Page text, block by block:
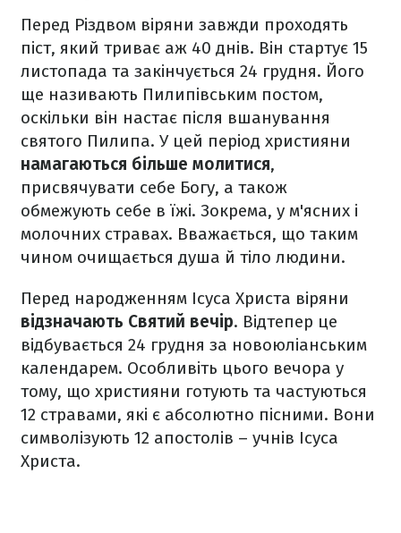
Перед Різдвом віряни завжди проходять
піст, який триває аж 40 днів. Він стартує 15
листопада та закінчується 24 грудня. Його
ще називають Пилипівським постом,
оскільки він настає після вшанування
святого Пилипа. У цей період християни
намагаються більше молитися,
присвячувати себе Богу, а також
обмежують себе в їжі. Зокрема, у м'ясних і
молочних стравах. Вважається, що таким
чином очищається душа й тіло людини.
Перед народженням Ісуса Христа віряни
відзначають Святий вечір. Відтепер це
відбувається 24 грудня за новоюліанським
календарем. Особливіть цього вечора у
тому, що християни готують та частуються
12 стравами, які є абсолютно пісними. Вони
символізують 12 апостолів – учнів Ісуса
Христа.